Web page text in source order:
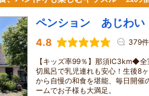
ペンション あじわい
4.8 379件
【キッズ率99％】那須IC3km◆
切風呂で乳児連れも安心！生後8
から自慢の和食を堪能、毎日開催
ームでお子様も大満足。